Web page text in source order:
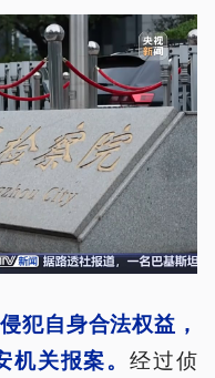
犯自身合法权益，
机关报案。经过侦